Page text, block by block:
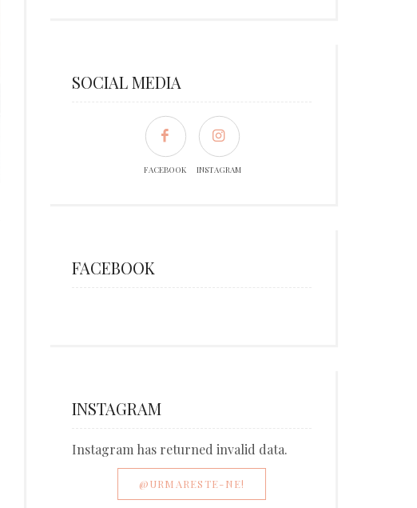
SOCIAL MEDIA
FACEBOOK INSTAGRAM
FACEBOOK
INSTAGRAM
Instagram has returned invalid data.
@URMARESTE-NE!